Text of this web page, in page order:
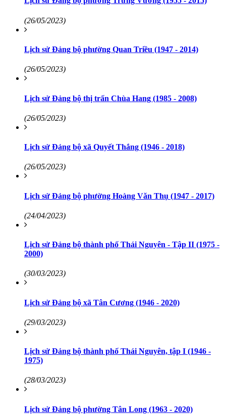
(26/05/2023)
Lịch sử Đảng bộ phường Quan Triều (1947 - 2014)
(26/05/2023)
Lịch sử Đảng bộ thị trấn Chùa Hang (1985 - 2008)
(26/05/2023)
Lịch sử Đảng bộ xã Quyết Thắng (1946 - 2018)
(26/05/2023)
Lịch sử Đảng bộ phường Hoàng Văn Thụ (1947 - 2017)
(24/04/2023)
Lịch sử Đảng bộ thành phố Thái Nguyên - Tập II (1975 -
2000)
(30/03/2023)
Lịch sử Đảng bộ xã Tân Cương (1946 - 2020)
(29/03/2023)
Lịch sử Đảng bộ thành phố Thái Nguyên, tập I (1946 -
1975)
(28/03/2023)
Lịch sử Đảng bộ phường Tân Long (1963 - 2020)